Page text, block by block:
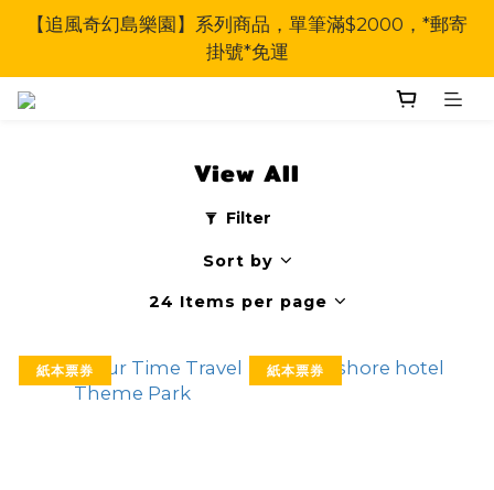
【追風奇幻島樂園】系列商品，單筆滿$2000，*郵寄
掛號*免運
View All
Filter
Sort by
24 Items per page
紙本票券 紙本票券